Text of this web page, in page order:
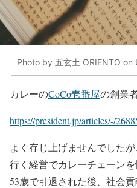
Photo by 五玄土 ORIENTO on
カレーのCoCo壱番屋の創業
https://president.jp/articles/-/
よく存じ上げませんでした
行く経営でカレーチェーンを
53歳で引退された後、社会